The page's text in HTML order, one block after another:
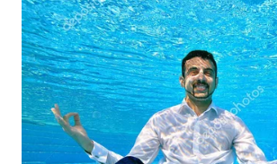
WN
BALI
WN
KALBAR
WN